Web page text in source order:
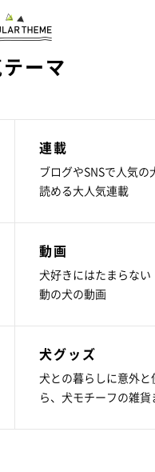
ーマ
連載
ブログやSNSで人気
読める大人気連載
動画
犬好きにはたまらな
動の犬の動画
犬グッズ
犬との暮らしに意外
ら、犬モチーフの雑貨